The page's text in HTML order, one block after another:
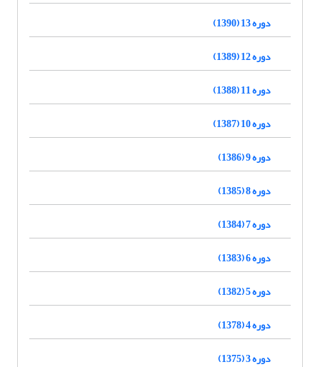
دوره 13 (1390)
دوره 12 (1389)
دوره 11 (1388)
دوره 10 (1387)
دوره 9 (1386)
دوره 8 (1385)
دوره 7 (1384)
دوره 6 (1383)
دوره 5 (1382)
دوره 4 (1378)
دوره 3 (1375)